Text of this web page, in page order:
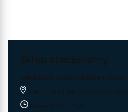
Sklep stacjonarny
Lokalizacja sklepu i godziny pracy
Trakt Lubelski 195, 04-667 Warszawa
Pon-pt: 8:00 - 17:00